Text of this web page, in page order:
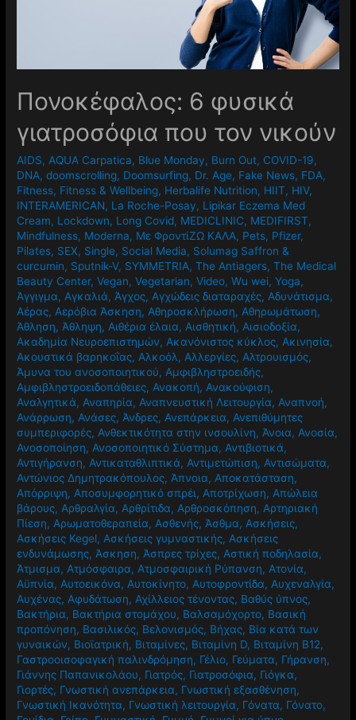
Πονοκέφαλος: 6 φυσικά
γιατροσόφια που τον νικούν
AIDS, AQUA Carpatica, Blue Monday, Burn Out, COVID-19,
DNA,doomscrolling, Doomsurfing, Dr. Age, Fake News, FDA,
Fitness, Fitness & Wellbeing, Herbalife Nutrition, HIIT, HIV,
INTERAMERICAN, La Roche-Posay, Lipikar Eczema Med
Cream, Lockdown, Long Covid, MEDICLINIC, MEDIFIRST,
Mindfulness, Moderna, Mε ΦροντίΖΩ ΚΑΛΑ, Pets, Pfizer,
Pilates, SEX, Single, Social Media, Solumag Saffron &
curcumin, Sputnik-V, SYMMETRIA,The Antiagers,The Medical
Beauty Center,Vegan,Vegetarian,Video,Wu wei,Yoga,
Άγγιγμα, Αγκαλιά, Άγχος, Αγχώδεις διαταραχές, Αδυνάτισμα,
Αέρας, Αερόβια Άσκηση, Αθηροσκλήρωση, Αθηρωμάτωση,
Άθληση, Άθληψη, Αιθέρια έλαια, Αισθητική, Αισιοδοξία,
Ακαδημία Νευροεπιστημών, Ακανόνιστος κύκλος, Ακινησία,
Ακουστικά βαρηκοΐας, Αλκοόλ, Αλλεργίες, Αλτρουισμός,
Άμυνα του ανοσοποιητικού, Αμφιβληστροειδής,
Αμφιβληστροειδοπάθειες, Ανακοπή, Ανακούφιση,
Αναλγητικά, Αναπηρία, Αναπνευστική Λειτουργία, Αναπνοή,
Ανάρρωση, Ανάσες, Άνδρες, Ανεπάρκεια, Ανεπιθύμητες
συμπεριφορές, Ανθεκτικότητα στην ινσουλίνη, Άνοια, Ανοσία,
Ανοσοποίηση, Ανοσοποιητικό Σύστημα, Αντιβιοτικά,
Αντιγήρανση, Αντικαταθλιπτικά, Αντιμετώπιση, Αντισώματα,
Αντώνιος Δημητρακόπουλος, Άπνοια, Αποκατάσταση,
Απόρριψη, Αποσυμφορητικό σπρέι, Αποτρίχωση, Απώλεια
βάρους, Αρθραλγία, Αρθρίτιδα, Αρθροσκόπηση, Αρτηριακή
Πίεση, Αρωματοθεραπεία, Ασθενής, Άσθμα, Ασκήσεις,
Ασκήσεις Kegel, Ασκήσεις γυμναστικής, Ασκήσεις
ενδυνάμωσης, Άσκηση, Άσπρες τρίχες, Αστική ποδηλασία,
Άτμισμα, Ατμόσφαιρα, Ατμοσφαιρική Ρύπανση, Ατονία,
Αϋπνία, Αυτοεικόνα, Αυτοκίνητο, Αυτοφροντίδα, Αυχεναλγία,
Αυχένας, Αφυδάτωση, Αχίλλειος τένοντας, Βαθύς ύπνος,
Βακτήρια, Βακτήρια στομάχου, Βαλσαμόχορτο, Βασική
προπόνηση, Βασιλικός, Βελονισμός, Βήχας, Βία κατά των
γυναικών, Βιοϊατρική, Βιταμίνες, Βιταμίνη D, Βιταμίνη Β12,
Γαστροοισοφαγική παλινδρόμηση, Γέλιο, Γεύματα, Γήρανση,
Γιάννης Παπανικολάου, Γιατρός, Γιατροσόφια, Γιόγκα,
Γιορτές, Γνωστική ανεπάρκεια, Γνωστική εξασθένηση,
Γνωστική Ικανότητα, Γνωστική λειτουργία, Γόνατα, Γόνατο,